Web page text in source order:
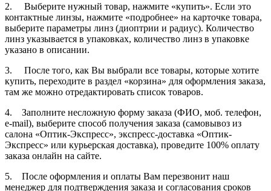
2. Выберите нужный товар, нажмите «купить». Если это
контактные линзы, нажмите «подробнее» на карточке товара,
выберите параметры линз (диоптрии и радиус). Количество
линз указывается в упаковках, количество линз в упаковке
указано в описании.
3. После того, как Вы выбрали все товары, которые хотите
купить, переходите в раздел «корзина» для оформления заказа,
там же можно отредактировать список товаров.
4. Заполните несложную форму заказа (ФИО, моб. телефон,
e-mail), выберите способ получения заказа (самовывоз из
салона «Оптик-Экспресс», экспресс-доставка «Оптик-
Экспресс» или курьерская доставка), проведите 100% оплату
заказа онлайн на сайте.
5. После оформления и оплаты Вам перезвонит наш
менеджер для подтверждения заказа и согласования сроков